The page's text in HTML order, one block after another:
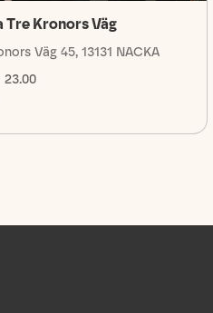
Tre Kronors Väg
Väg 45, 13131 NACKA
23.00